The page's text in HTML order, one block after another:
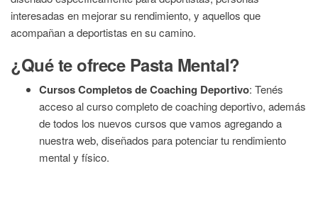
interesadas en mejorar su rendimiento, y aquellos que
acompañan a deportistas en su camino.
¿Qué te ofrece Pasta Mental?
Cursos Completos de Coaching Deportivo: Tenés
acceso al curso completo de coaching deportivo, además
de todos los nuevos cursos que vamos agregando a
nuestra web, diseñados para potenciar tu rendimiento
mental y físico.